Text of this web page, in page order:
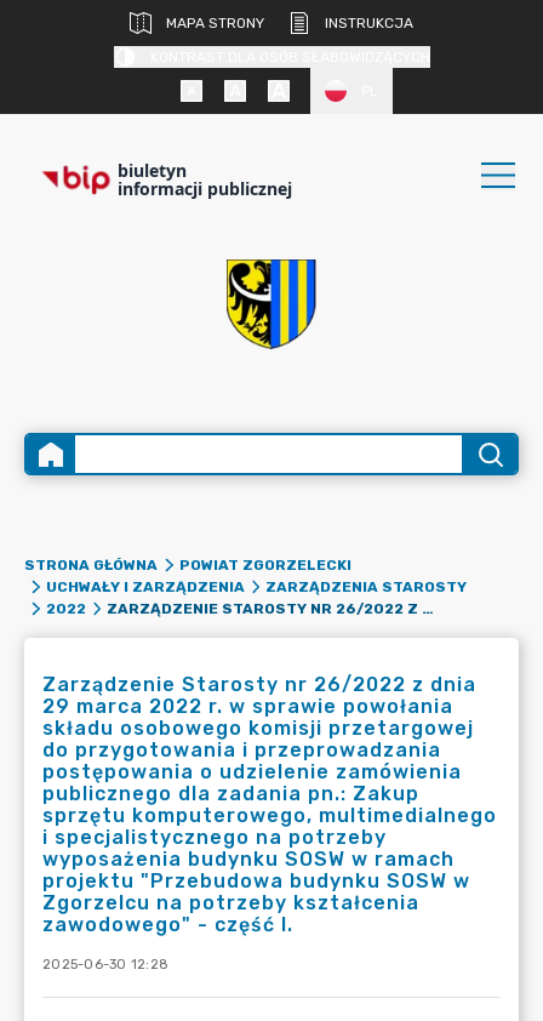
MAPA STRONY
INSTRUKCJA
biuletyn
informacji publicznej
STRONA GŁÓWNA
POWIAT ZGORZELECKI
UCHWAŁY I ZARZĄDZENIA
ZARZĄDZENIA STAROSTY
2022
ZARZĄDZENIE STAROSTY NR 26/2022 Z DNIA 29 MARCA 2022 R. W SPRAWIE POWOŁANIA SKŁADU OSOBOWEGO KOMISJI PRZETARGOWEJ DO PRZYGOTOWANIA I PRZEPROWADZANIA POSTĘPOWANIA O UDZIELENIE ZAMÓWIENIA PUBLICZNEGO DLA ZADANIA PN.: ZAKUP SPRZĘTU KOMPUTEROWEGO, MULTIMEDIALNEGO I SPECJALISTYCZNEGO NA POTRZEBY WYPOSAŻENIA BUDYNKU SOSW W RAMACH PROJEKTU "PRZEBUDOWA BUDYNKU SOSW W ZGORZELCU NA POTRZEBY KSZTAŁCENIA ZAWODOWEGO" - CZĘŚĆ I.
Zarządzenie Starosty nr 26/2022 z dnia
29 marca 2022 r. w sprawie powołania
składu osobowego komisji przetargowej
do przygotowania i przeprowadzania
postępowania o udzielenie zamówienia
publicznego dla zadania pn.: Zakup
sprzętu komputerowego, multimedialnego
i specjalistycznego na potrzeby
wyposażenia budynku SOSW w ramach
projektu "Przebudowa budynku SOSW w
Zgorzelcu na potrzeby kształcenia
zawodowego" - część I.
2025-06-30 12:28